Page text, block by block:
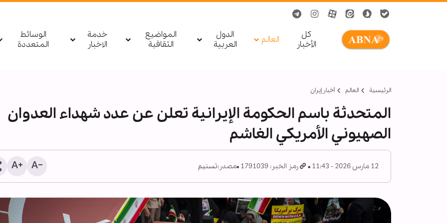
کل
الأخبار
العالم
الدول
العربیة
المواضيع
الثقافية
خدمة
الاخبار
الوسائط
المتعددة
الرئيسية العالم أخبار إيران
المتحدثة باسم الحكومة الإيرانية تعلن عن عدد شهداء العدوان
الصهيوني الأمريكي الغاشم
12 مارس 2026 - 11:43 رمز الخبر: 1791039 مصدر:تسنيم
ليس المال وحده.. ما
وراء مغادرة أهم